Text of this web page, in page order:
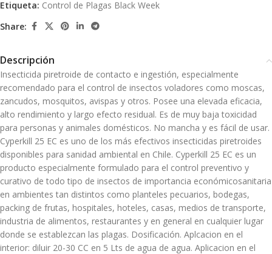
Etiqueta: Control de Plagas Black Week
Share:
Descripción
Insecticida piretroide de contacto e ingestión, especialmente
recomendado para el control de insectos voladores como moscas,
zancudos, mosquitos, avispas y otros. Posee una elevada eficacia,
alto rendimiento y largo efecto residual. Es de muy baja toxicidad
para personas y animales domésticos. No mancha y es fácil de usar.
Cyperkill 25 EC es uno de los más efectivos insecticidas piretroides
disponibles para sanidad ambiental en Chile. Cyperkill 25 EC es un
producto especialmente formulado para el control preventivo y
curativo de todo tipo de insectos de importancia económicosanitaria
en ambientes tan distintos como planteles pecuarios, bodegas,
packing de frutas, hospitales, hoteles, casas, medios de transporte,
industria de alimentos, restaurantes y en general en cualquier lugar
donde se establezcan las plagas. Dosificación. Aplcacion en el
interior: diluir 20-30 CC en 5 Lts de agua de agua. Aplicacion en el